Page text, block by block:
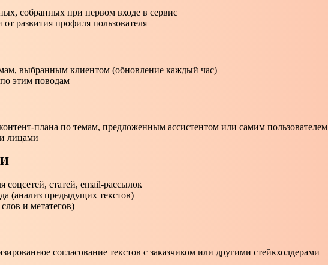
собранных при первом входе в сервис
развития профиля пользователя
выбранным клиентом (обновление каждый час)
этим поводам
плана по темам, предложенным ассистентом или самим пользователем
лицами
соцсетей, статей, email-рассылок
(анализ предыдущих текстов)
и метатегов)
согласование текстов с заказчиком или другими стейкхолдерами